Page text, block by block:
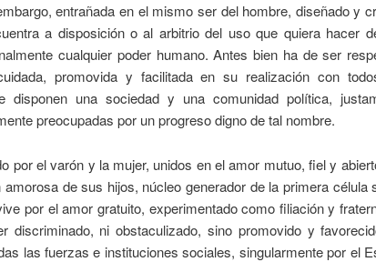
entrañada en el mismo ser del hombre, diseñado y
a disposición o al arbitrio del uso que quiera hacer
cualquier poder humano. Antes bien ha de ser
promovida y facilitada en su realización con
disponen una sociedad y una comunidad política,
preocupadas por un progreso digno de tal nombre.
por el varón y la mujer, unidos en el amor mutuo, fiel y
de sus hijos, núcleo generador de la primera célula
por el amor gratuito, experimentado como filiación y
discriminado, ni obstaculizado, sino promovido y
las fuerzas e instituciones sociales, singularmente por el